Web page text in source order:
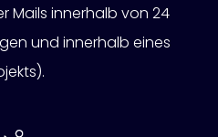
Mails innerhalb von 24
und innerhalb eines